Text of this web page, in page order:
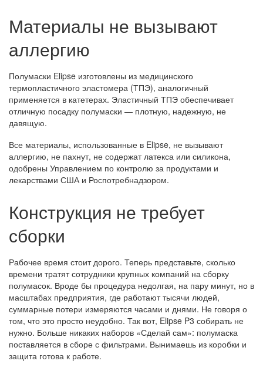
Материалы не вызывают
аллергию
Полумаски Elipse изготовлены из медицинского
термопластичного эластомера (ТПЭ), аналогичный
применяется в катетерах. Эластичный ТПЭ обеспечивает
отличную посадку полумаски — плотную, надежную, не
давящую.
Все материалы, использованные в Elipse, не вызывают
аллергию, не пахнут, не содержат латекса или силикона,
одобрены Управлением по контролю за продуктами и
лекарствами США и Роспотребнадзором.
Конструкция не требует
сборки
Рабочее время стоит дорого. Теперь представьте, сколько
времени тратят сотрудники крупных компаний на сборку
полумасок. Вроде бы процедура недолгая, на пару минут, но в
масштабах предприятия, где работают тысячи людей,
суммарные потери измеряются часами и днями. Не говоря о
том, что это просто неудобно. Так вот, Elipse P3 собирать не
нужно. Больше никаких наборов «Сделай сам»: полумаска
поставляется в сборе с фильтрами. Вынимаешь из коробки и
защита готова к работе.